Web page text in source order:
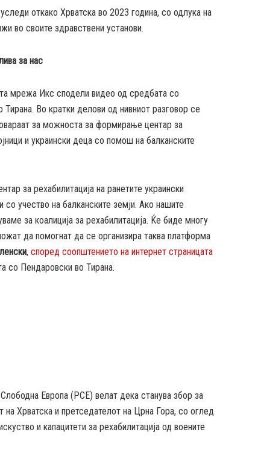
откако Хрватска во 2023 година, со одлука на
во своите здравствени установи.
за нас
мрежа Икс сподели видео од средбата со
Во кратки делови од нивниот разговор се
за можноста за формирање центар за
и украински деца со помош на балканските
за рехабилитација на ранетите украински
со учество на балканските земји. Ако нашите
за коалиција за рехабилитација. Ќе биде многу
да помогнат да се организира таква платформа
, според соопштението на интернет страницата
со Пендаровски во Тирана.
Европа (РСЕ) велат дека станува збор за
Хрватска и претседателот на Црна Гора, со оглед
и капацитети за рехабилитација од воените